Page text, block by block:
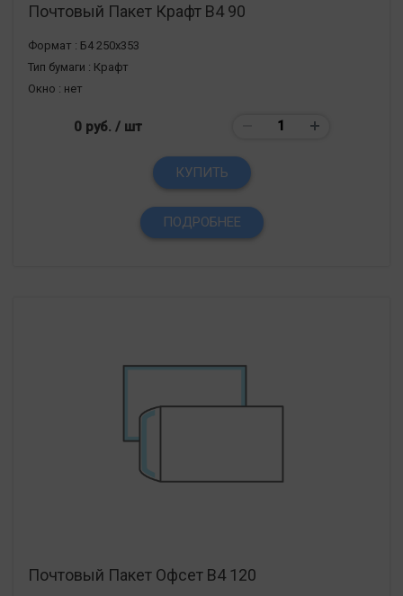
Почтовый Пакет Крафт В4 90
Формат : Б4 250х353
Тип бумаги : Крафт
Окно : нет
0 руб. / шт
КУПИТЬ
ПОДРОБНЕЕ
Почтовый Пакет Офсет В4 120